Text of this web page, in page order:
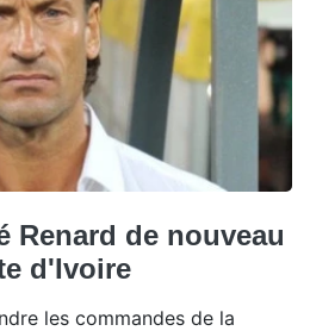
Renard de nouveau
d'Ivoire
les commandes de la